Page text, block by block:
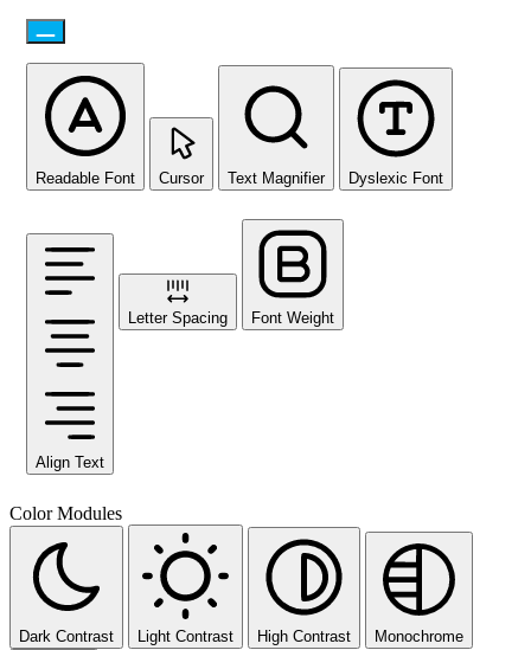
Readable Font Cursor Text Magnifier Dyslexic Font
Align Text
Letter Spacing Font Weight
Color Modules
Dark Contrast Light Contrast High Contrast Monochrome